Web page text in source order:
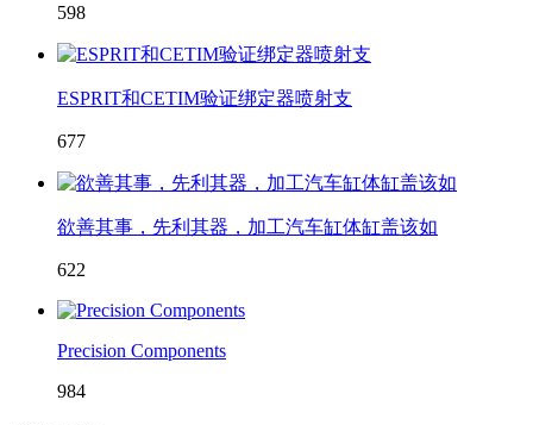
598
ESPRIT和CETIM验证绑定器喷射支
677
欲善其事，先利其器，加工汽车缸体缸盖该如
622
Precision Components
984